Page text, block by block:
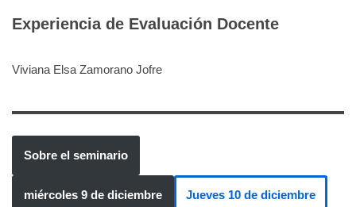
Experiencia de Evaluación Docente
Viviana Elsa Zamorano Jofre
Sobre el seminario
miércoles 9 de diciembre Jueves 10 de diciembre